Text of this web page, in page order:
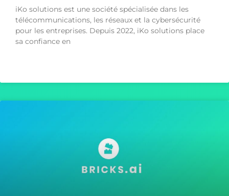
iKo solutions est une société spécialisée dans les
télécommunications, les réseaux et la cybersécurité
pour les entreprises. Depuis 2022, iKo solutions place
sa confiance en